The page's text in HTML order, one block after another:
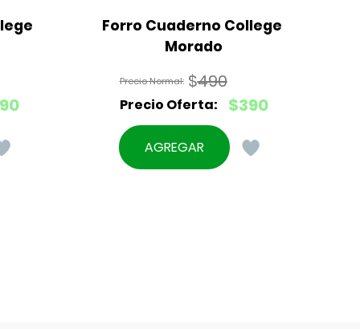
Forro Cuaderno College
Morado
$490
El
precio
original
$390
El
precio
actual
AGREGAR